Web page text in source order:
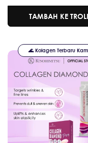
jualan
biasa
TAMBAH KE TROLI
🌊 Kolagen Terbaru